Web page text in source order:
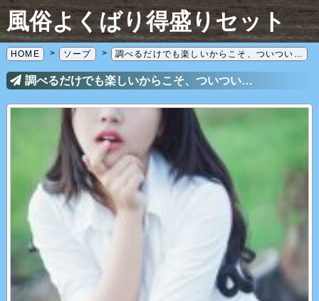
風俗よくばり得盛りセット
HOME ソープ 調べるだけでも楽しいからこそ、ついつい…
調べるだけでも楽しいからこそ、ついつい…